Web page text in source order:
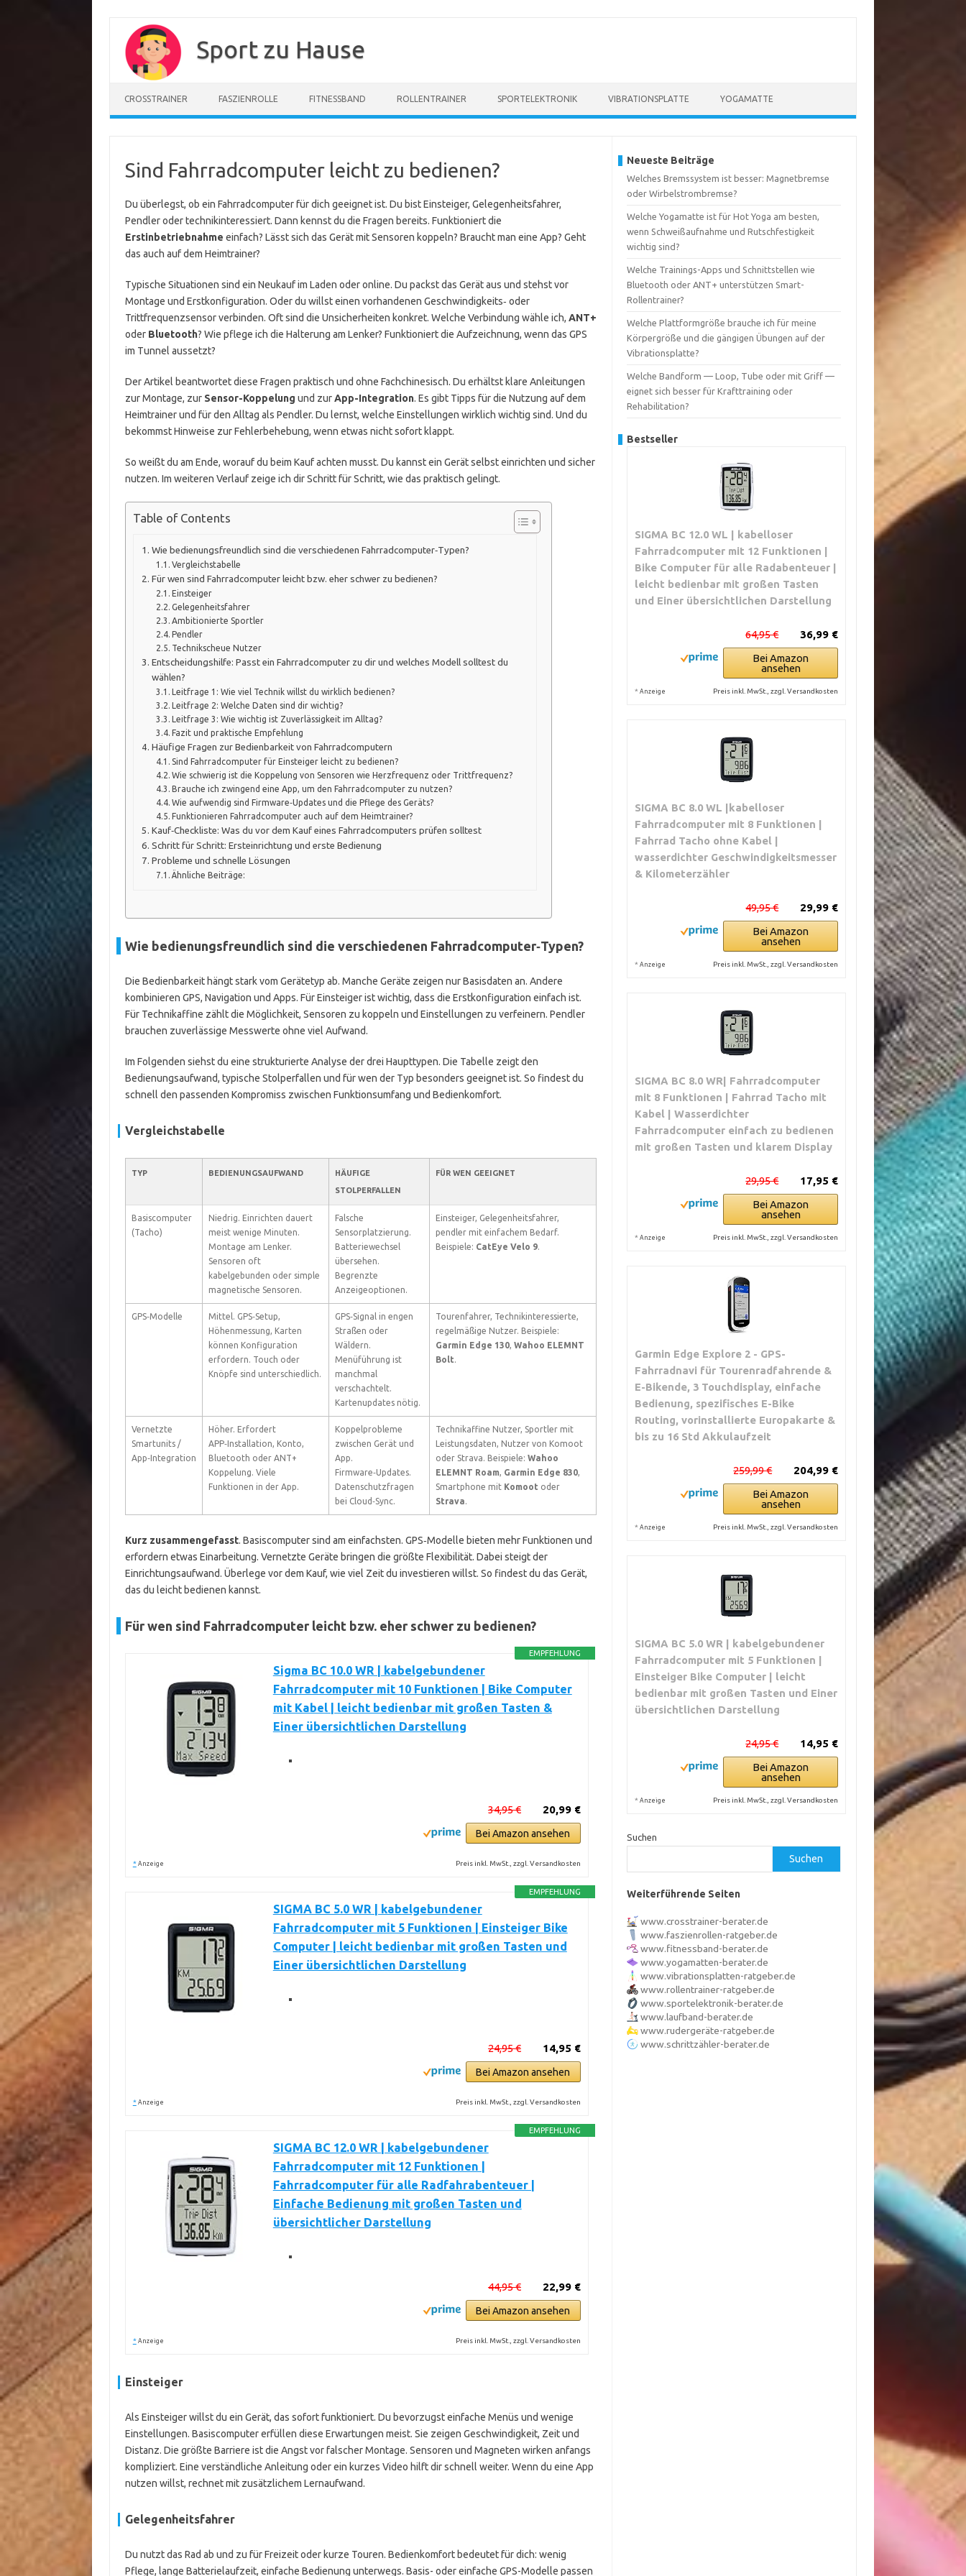
Inhalt
springen
Sport zu Hause
CROSSTRAINER FASZIENROLLE FITNESSBAND ROLLENTRAINER SPORTELEKTRONIK VIBRATIONSPLATTE YOGAMATTE
Sind Fahrradcomputer leicht zu bedienen?
Du überlegst, ob ein Fahrradcomputer für dich geeignet ist. Du bist Einsteiger, Gelegenheitsfahrer,
Pendler oder technikinteressiert. Dann kennst du die Fragen bereits. Funktioniert die
Erstinbetriebnahme einfach? Lässt sich das Gerät mit Sensoren koppeln? Braucht man eine App? Geht
das auch auf dem Heimtrainer?
Typische Situationen sind ein Neukauf im Laden oder online. Du packst das Gerät aus und stehst vor
Montage und Erstkonfiguration. Oder du willst einen vorhandenen Geschwindigkeits‑ oder
Trittfrequenzsensor verbinden. Oft sind die Unsicherheiten konkret. Welche Verbindung wähle ich, ANT+
oder Bluetooth? Wie pflege ich die Halterung am Lenker? Funktioniert die Aufzeichnung, wenn das GPS
im Tunnel aussetzt?
Der Artikel beantwortet diese Fragen praktisch und ohne Fachchinesisch. Du erhältst klare Anleitungen
zur Montage, zur Sensor-Koppelung und zurApp-Integration. Es gibt Tipps für die Nutzung auf dem
Heimtrainer und für den Alltag als Pendler. Du lernst, welche Einstellungen wirklich wichtig sind. Und du
bekommst Hinweise zur Fehlerbehebung, wenn etwas nicht sofort klappt.
So weißt du am Ende, worauf du beim Kauf achten musst. Du kannst ein Gerät selbst einrichten und sicher
nutzen. Im weiteren Verlauf zeige ich dir Schritt für Schritt, wie das praktisch gelingt.
Table of Contents
Wie bedienungsfreundlich sind die verschiedenen Fahrradcomputer‑Typen?
Vergleichstabelle
Für wen sind Fahrradcomputer leicht bzw. eher schwer zu bedienen?
Einsteiger
Gelegenheitsfahrer
Ambitionierte Sportler
Pendler
Technikscheue Nutzer
Entscheidungshilfe: Passt ein Fahrradcomputer zu dir und welches Modell solltest du
wählen?
Leitfrage 1: Wie viel Technik willst du wirklich bedienen?
Leitfrage 2: Welche Daten sind dir wichtig?
Leitfrage 3: Wie wichtig ist Zuverlässigkeit im Alltag?
Fazit und praktische Empfehlung
Häufige Fragen zur Bedienbarkeit von Fahrradcomputern
Sind Fahrradcomputer für Einsteiger leicht zu bedienen?
Wie schwierig ist die Koppelung von Sensoren wie Herzfrequenz oder Trittfrequenz?
Brauche ich zwingend eine App, um den Fahrradcomputer zu nutzen?
Wie aufwendig sind Firmware‑Updates und die Pflege des Geräts?
Funktionieren Fahrradcomputer auch auf dem Heimtrainer?
Kauf‑Checkliste: Was du vor dem Kauf eines Fahrradcomputers prüfen solltest
Schritt für Schritt: Ersteinrichtung und erste Bedienung
Probleme und schnelle Lösungen
Ähnliche Beiträge:
Wie bedienungsfreundlich sind die verschiedenen Fahrradcomputer‑Typen?
Die Bedienbarkeit hängt stark vom Gerätetyp ab. Manche Geräte zeigen nur Basisdaten an. Andere
kombinieren GPS, Navigation und Apps. Für Einsteiger ist wichtig, dass die Erstkonfiguration einfach ist.
Für Technikaffine zählt die Möglichkeit, Sensoren zu koppeln und Einstellungen zu verfeinern. Pendler
brauchen zuverlässige Messwerte ohne viel Aufwand.
Im Folgenden siehst du eine strukturierte Analyse der drei Haupttypen. Die Tabelle zeigt den
Bedienungsaufwand, typische Stolperfallen und für wen der Typ besonders geeignet ist. So findest du
schnell den passenden Kompromiss zwischen Funktionsumfang und Bedienkomfort.
Vergleichstabelle
TYP BEDIENUNGSAUFWAND
HÄUFIGE
STOLPERFALLEN
FÜR WEN GEEIGNET
Basiscomputer
(Tacho)
Niedrig. Einrichten dauert
meist wenige Minuten.
Montage am Lenker.
Sensoren oft
kabelgebunden oder simple
magnetische Sensoren.
Falsche
Sensorplatzierung.
Batteriewechsel
übersehen.
Begrenzte
Anzeigeoptionen.
Einsteiger, Gelegenheitsfahrer,
pendler mit einfachem Bedarf.
Beispiele: CatEye Velo 9.
GPS‑Modelle
Mittel. GPS‑Setup,
Höhenmessung, Karten
können Konfiguration
erfordern. Touch oder
Knöpfe sind unterschiedlich.
GPS‑Signal in engen
Straßen oder
Wäldern.
Menüführung ist
manchmal
verschachtelt.
Kartenupdates nötig.
Tourenfahrer, Technikinteressierte,
regelmäßige Nutzer. Beispiele:
Garmin Edge 130, Wahoo ELEMNT
Bolt.
Vernetzte
Smartunits /
App‑Integration
Höher. Erfordert
APP‑Installation, Konto,
Bluetooth oder ANT+
Koppelung. Viele
Funktionen in der App.
Koppelprobleme
zwischen Gerät und
App.
Firmware‑Updates.
Datenschutzfragen
bei Cloud‑Sync.
Technikaffine Nutzer, Sportler mit
Leistungsdaten, Nutzer von Komoot
oder Strava. Beispiele: Wahoo
ELEMNT Roam, Garmin Edge 830,
Smartphone mit Komoot oder
Strava.
Kurz zusammengefasst. Basiscomputer sind am einfachsten. GPS‑Modelle bieten mehr Funktionen und
erfordern etwas Einarbeitung. Vernetzte Geräte bringen die größte Flexibilität. Dabei steigt der
Einrichtungsaufwand. Überlege vor dem Kauf, wie viel Zeit du investieren willst. So findest du das Gerät,
das du leicht bedienen kannst.
Für wen sind Fahrradcomputer leicht bzw. eher schwer zu bedienen?
EMPFEHLUNG
Sigma BC 10.0 WR | kabelgebundener
Fahrradcomputer mit 10 Funktionen | Bike Computer
mit Kabel | leicht bedienbar mit großen Tasten &
Einer übersichtlichen Darstellung
20,99 €
34,95 €
Bei Amazon ansehen
* Anzeige Preis inkl. MwSt., zzgl. Versandkosten
EMPFEHLUNG
SIGMA BC 5.0 WR | kabelgebundener
Fahrradcomputer mit 5 Funktionen | Einsteiger Bike
Computer | leicht bedienbar mit großen Tasten und
Einer übersichtlichen Darstellung
14,95 €
24,95 €
Bei Amazon ansehen
* Anzeige Preis inkl. MwSt., zzgl. Versandkosten
EMPFEHLUNG
SIGMA BC 12.0 WR | kabelgebundener
Fahrradcomputer mit 12 Funktionen |
Fahrradcomputer für alle Radfahrabenteuer |
Einfache Bedienung mit großen Tasten und
übersichtlicher Darstellung
22,99 €
44,95 €
Bei Amazon ansehen
* Anzeige Preis inkl. MwSt., zzgl. Versandkosten
Einsteiger
Als Einsteiger willst du ein Gerät, das sofort funktioniert. Du bevorzugst einfache Menüs und wenige
Einstellungen. Basiscomputer erfüllen diese Erwartungen meist. Sie zeigen Geschwindigkeit, Zeit und
Distanz. Die größte Barriere ist die Angst vor falscher Montage. Sensoren und Magneten wirken anfangs
kompliziert. Eine verständliche Anleitung oder ein kurzes Video hilft dir schnell weiter. Wenn du eine App
nutzen willst, rechnet mit zusätzlichem Lernaufwand.
Gelegenheitsfahrer
Du nutzt das Rad ab und zu für Freizeit oder kurze Touren. Bedienkomfort bedeutet für dich: wenig
Pflege, lange Batterielaufzeit, einfache Bedienung unterwegs. Basis- oder einfache GPS-Modelle passen
Neueste Beiträge
Welches Bremssystem ist besser: Magnetbremse
oder Wirbelstrombremse?
Welche Yogamatte ist für Hot Yoga am besten,
wenn Schweißaufnahme und Rutschfestigkeit
wichtig sind?
Welche Trainings-Apps und Schnittstellen wie
Bluetooth oder ANT+ unterstützen Smart-
Rollentrainer?
Welche Plattformgröße brauche ich für meine
Körpergröße und die gängigen Übungen auf der
Vibrationsplatte?
Welche Bandform — Loop, Tube oder mit Griff —
eignet sich besser für Krafttraining oder
Rehabilitation?
Bestseller
SIGMA BC 12.0 WL | kabelloser
Fahrradcomputer mit 12 Funktionen |
Bike Computer für alle Radabenteuer |
leicht bedienbar mit großen Tasten
und Einer übersichtlichen Darstellung
36,99 €
64,95 €
Bei Amazon
ansehen
* Anzeige Preis inkl. MwSt., zzgl. Versandkosten
SIGMA BC 8.0 WL |kabelloser
Fahrradcomputer mit 8 Funktionen |
Fahrrad Tacho ohne Kabel |
wasserdichter Geschwindigkeitsmesser
& Kilometerzähler
29,99 €
49,95 €
Bei Amazon
ansehen
* Anzeige Preis inkl. MwSt., zzgl. Versandkosten
SIGMA BC 8.0 WR| Fahrradcomputer
mit 8 Funktionen | Fahrrad Tacho mit
Kabel | Wasserdichter
Fahrradcomputer einfach zu bedienen
mit großen Tasten und klarem Display
17,95 €
29,95 €
Bei Amazon
ansehen
* Anzeige Preis inkl. MwSt., zzgl. Versandkosten
Garmin Edge Explore 2 - GPS-
Fahrradnavi für Tourenradfahrende &
E-Bikende, 3 Touchdisplay, einfache
Bedienung, spezifisches E-Bike
Routing, vorinstallierte Europakarte &
bis zu 16 Std Akkulaufzeit
204,99 €
259,99 €
Bei Amazon
ansehen
* Anzeige Preis inkl. MwSt., zzgl. Versandkosten
SIGMA BC 5.0 WR | kabelgebundener
Fahrradcomputer mit 5 Funktionen |
Einsteiger Bike Computer | leicht
bedienbar mit großen Tasten und Einer
übersichtlichen Darstellung
14,95 €
24,95 €
Bei Amazon
ansehen
* Anzeige Preis inkl. MwSt., zzgl. Versandkosten
Suchen
Suchen
Weiterführende Seiten
www.crosstrainer-berater.de
www.faszienrollen-ratgeber.de
www.fitnessband-berater.de
www.yogamatten-berater.de
www.vibrationsplatten-ratgeber.de
www.rollentrainer-ratgeber.de
www.sportelektronik-berater.de
www.laufband-berater.de
www.rudergeräte-ratgeber.de
www.schrittzähler-berater.de